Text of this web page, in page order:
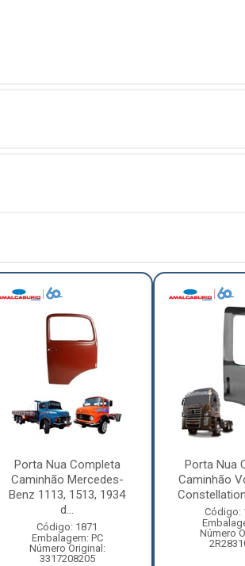
Porta Nua Completa
Caminhão Mercedes-
Benz 1113, 1513, 1934
d...
Código: 1871
Embalagem: PC
Número Original:
3317208205
Porta Nua
Caminhão
Código:
Número